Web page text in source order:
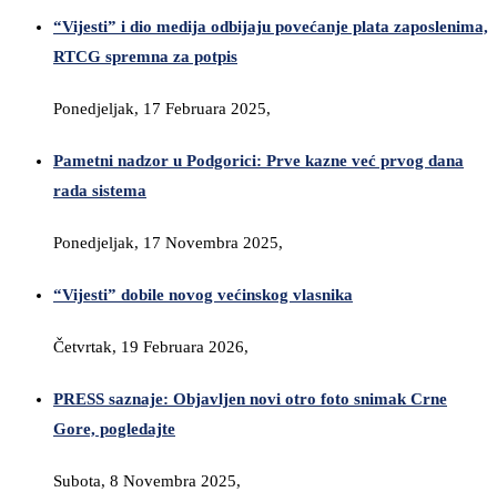
“Vijesti” i dio medija odbijaju povećanje plata zaposlenima,
RTCG spremna za potpis
Ponedjeljak, 17 Februara 2025,
Pametni nadzor u Podgorici: Prve kazne već prvog dana
rada sistema
Ponedjeljak, 17 Novembra 2025,
“Vijesti” dobile novog većinskog vlasnika
Četvrtak, 19 Februara 2026,
PRESS saznaje: Objavljen novi otro foto snimak Crne
Gore, pogledajte
Subota, 8 Novembra 2025,